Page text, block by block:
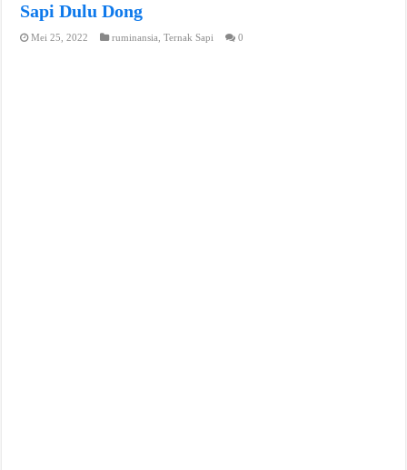
Sapi Dulu Dong
Mei 25, 2022 ruminansia ,Ternak Sapi 0